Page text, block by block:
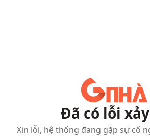
Đã có lỗi
Xin lỗi, hệ thống đang gặp sự cố